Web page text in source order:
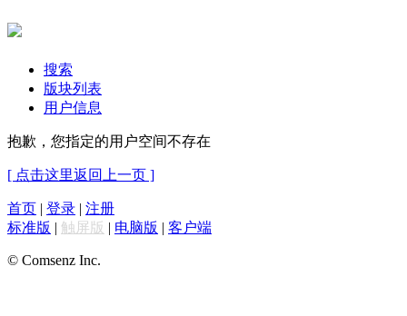
搜索
版块列表
用户信息
抱歉，您指定的用户空间不存在
[ 点击这里返回上一页 ]
首页 | 登录 | 注册
标准版 | 触屏版 | 电脑版 | 客户端
© Comsenz Inc.